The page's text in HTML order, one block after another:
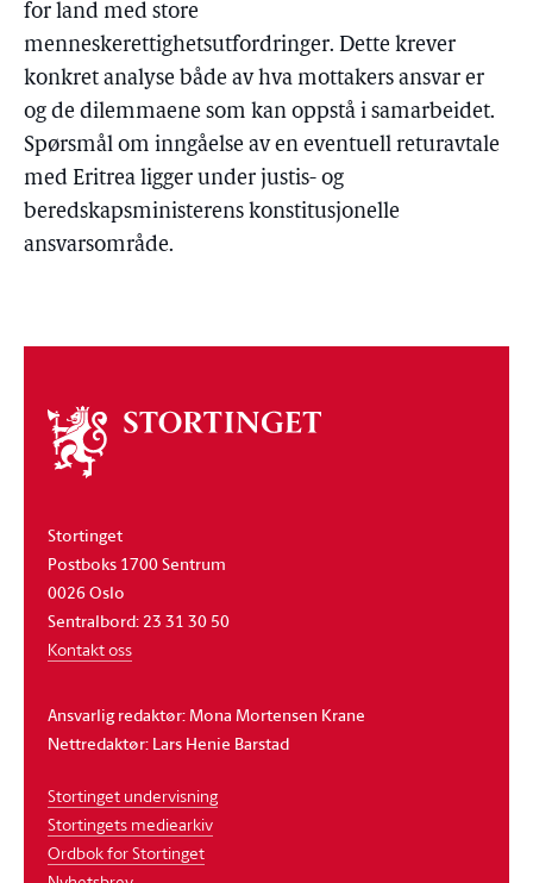
for land med store
menneskerettighetsutfordringer. Dette krever
konkret analyse både av hva mottakers ansvar er
og de dilemmaene som kan oppstå i samarbeidet.
Spørsmål om inngåelse av en eventuell returavtale
med Eritrea ligger under justis- og
beredskapsministerens konstitusjonelle
ansvarsområde.
Om
stortinget
Stortinget
Postboks 1700 Sentrum
0026 Oslo
Sentralbord: 23 31 30 50
Kontakt oss
Ansvarlig redaktør: Mona Mortensen Krane
Nettredaktør: Lars Henie Barstad
Stortinget undervisning
Stortingets mediearkiv
Ordbok for Stortinget